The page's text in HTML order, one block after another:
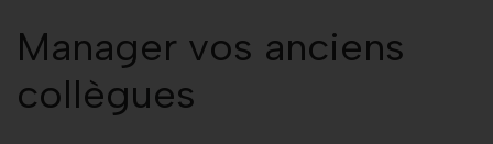
Manager vos anciens
collègues